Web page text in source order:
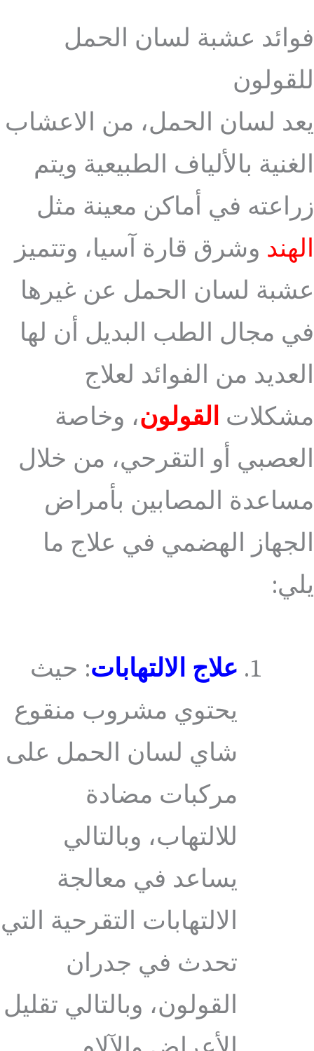
فوائد عشبة لسان الحمل
للقولون
يعد لسان الحمل، من الاعشاب
الغنية بالألياف الطبيعية ويتم
زراعته في أماكن معينة مثل
الهند وشرق قارة آسيا، وتتميز
عشبة لسان الحمل عن غيرها
في مجال الطب البديل أن لها
العديد من الفوائد لعلاج
مشكلات القولون، وخاصة
العصبي أو التقرحي، من خلال
مساعدة المصابين بأمراض
الجهاز الهضمي في علاج ما
يلي:
علاج الالتهابات: حيث
يحتوي مشروب منقوع
شاي لسان الحمل على
مركبات مضادة
للالتهاب، وبالتالي
يساعد في معالجة
الالتهابات التقرحية التي
تحدث في جدران
القولون، وبالتالي تقليل